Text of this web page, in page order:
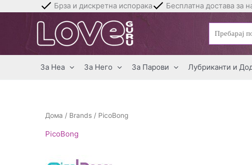
Брза и дискретна испорака Бесплатна достава за
За Неа За Него За Парови Лубриканти и
Дома / Brands / PicoBong
PicoBong